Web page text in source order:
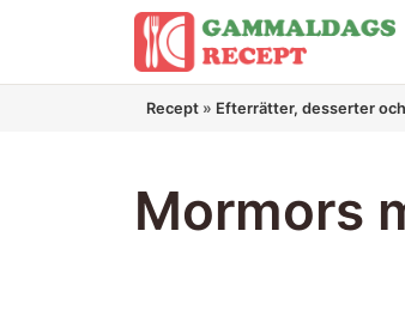
innehåll
Recept » Efterrätter, desserter
Mormors